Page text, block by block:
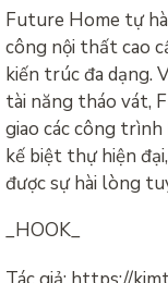
Future Home tự
công nội thất cao
kiến ​​trúc đa dạng.
tài năng tháo vát,
giao các công
kế biệt thự hiện
được sự hài lòng
_HOOK_